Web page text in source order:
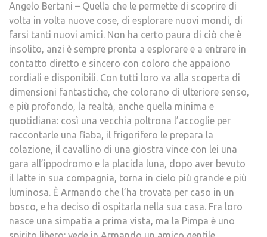
Angelo Bertani – Quella che le permette di scoprire di
volta in volta nuove cose, di esplorare nuovi mondi, di
farsi tanti nuovi amici. Non ha certo paura di ciò che è
insolito, anzi è sempre pronta a esplorare e a entrare in
contatto diretto e sincero con coloro che appaiono
cordiali e disponibili. Con tutti loro va alla scoperta di
dimensioni fantastiche, che colorano di ulteriore senso,
e più profondo, la realtà, anche quella minima e
quotidiana: così una vecchia poltrona l’accoglie per
raccontarle una fiaba, il frigorifero le prepara la
colazione, il cavallino di una giostra vince con lei una
gara all’ippodromo e la placida luna, dopo aver bevuto
il latte in sua compagnia, torna in cielo più grande e più
luminosa. È Armando che l’ha trovata per caso in un
bosco, e ha deciso di ospitarla nella sua casa. Fra loro
nasce una simpatia a prima vista, ma la Pimpa è uno